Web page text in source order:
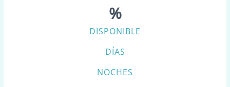
DISPONIBLE
%
DÍAS
NOCHES